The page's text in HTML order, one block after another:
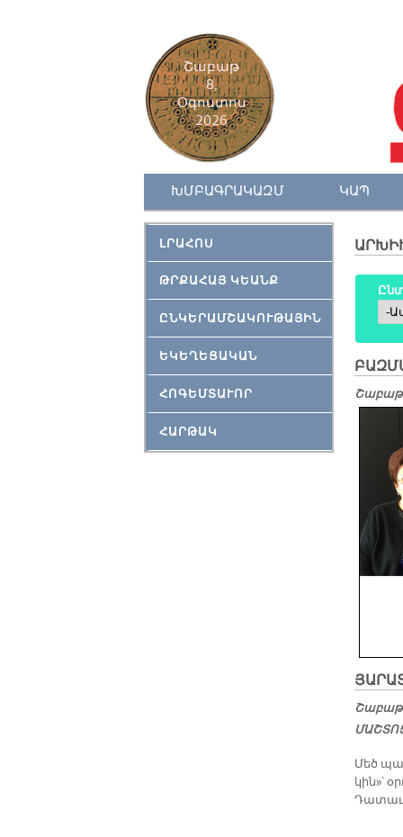
Շաբաթ
8,
Օգոստոս
2026
ԽՄԲԱԳՐԱԿԱԶՄ ԿԱՊ
ԼՐԱՀՈՍ
ԹՐՔԱՀԱՅ ԿԵԱՆՔ
ԸՆԿԵՐԱՄՇԱԿՈՒԹԱՅԻՆ
ԵԿԵՂԵՑԱԿԱՆ
ՀՈԳԵՄՏԱՒՈՐ
ՀԱՐԹԱԿ
Մեծ
կին»՝